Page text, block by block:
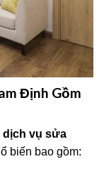
Định Gồm
dịch vụ sửa
biến bao gồm: